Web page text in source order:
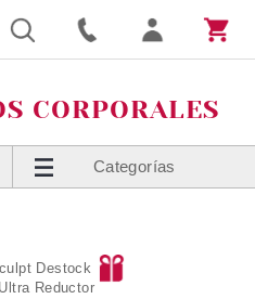
CORPORALES
Categorías